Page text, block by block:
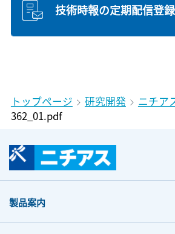
技術時報の定期配信登録
トップページ 研究開発
ニチア
362_01.pdf
製品案内